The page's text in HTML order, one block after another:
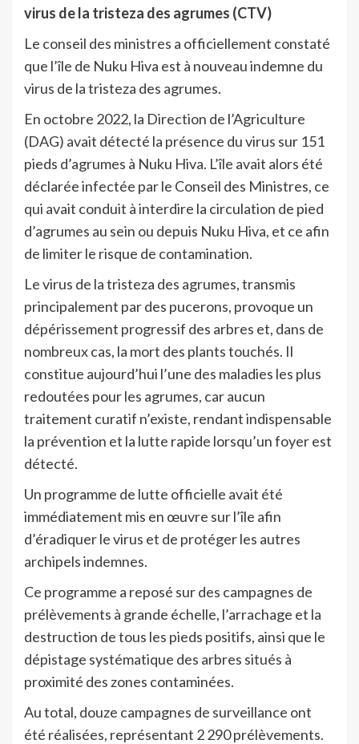
virus de la tristeza des agrumes (CTV)
Le conseil des ministres a officiellement constaté
que l’île de Nuku Hiva est à nouveau indemne du
virus de la tristeza des agrumes.
En octobre 2022, la Direction de l’Agriculture
(DAG) avait détecté la présence du virus sur 151
pieds d’agrumes à Nuku Hiva. L’île avait alors été
déclarée infectée par le Conseil des Ministres, ce
qui avait conduit à interdire la circulation de pied
d’agrumes au sein ou depuis Nuku Hiva, et ce afin
de limiter le risque de contamination.
Le virus de la tristeza des agrumes, transmis
principalement par des pucerons, provoque un
dépérissement progressif des arbres et, dans de
nombreux cas, la mort des plants touchés. Il
constitue aujourd’hui l’une des maladies les plus
redoutées pour les agrumes, car aucun
traitement curatif n’existe, rendant indispensable
la prévention et la lutte rapide lorsqu’un foyer est
détecté.
Un programme de lutte officielle avait été
immédiatement mis en œuvre sur l’île afin
d’éradiquer le virus et de protéger les autres
archipels indemnes.
Ce programme a reposé sur des campagnes de
prélèvements à grande échelle, l’arrachage et la
destruction de tous les pieds positifs, ainsi que le
dépistage systématique des arbres situés à
proximité des zones contaminées.
Au total, douze campagnes de surveillance ont
été réalisées, représentant 2 290 prélèvements.